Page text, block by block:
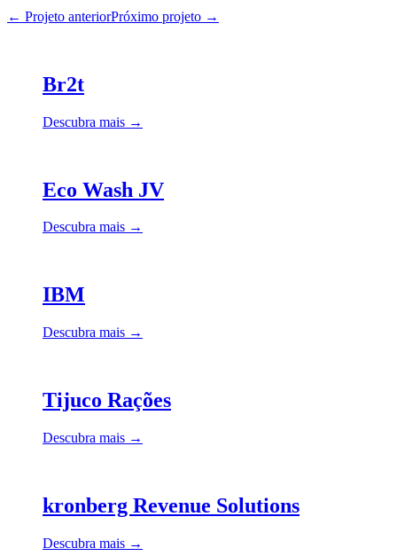
← Projeto anteriorPróximo projeto →
Br2t
Descubra mais →
Eco Wash JV
Descubra mais →
IBM
Descubra mais →
Tijuco Rações
Descubra mais →
kronberg Revenue Solutions
Descubra mais →